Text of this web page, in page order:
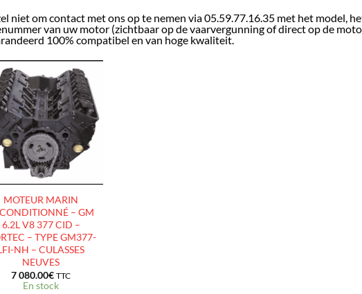
niet om contact met ons op te nemen via 05.59.77.16.35 met het model,
van uw motor (zichtbaar op de vaarvergunning of direct op de
100% compatibel en van hoge kwaliteit.
AJOUTER
À LA
LISTE
D’ENVIES
MOTEUR MARIN
– GM
6.2L V8 377 CID –
– TYPE GM377-
NH – CULASSES
NEUVES
7 080.00€ TTC
En stock